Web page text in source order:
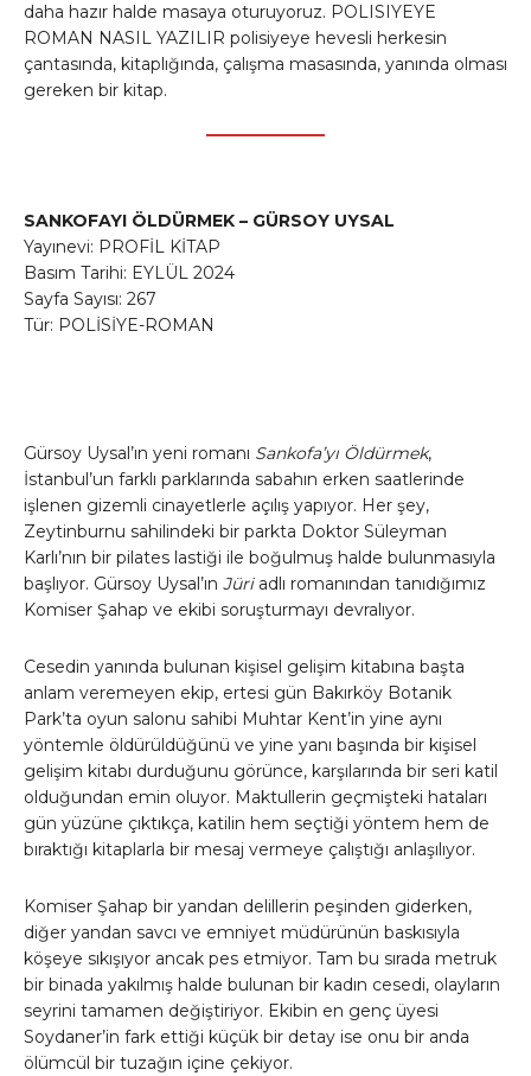
daha hazır halde masaya oturuyoruz. POLISIYEYE
ROMAN NASIL YAZILIR polisiyeye hevesli herkesin
çantasında, kitaplığında, çalışma masasında, yanında olması
gereken bir kitap.
SANKOFAYI ÖLDÜRMEK – GÜRSOY UYSAL
Yayınevi: PROFİL KİTAP
Basım Tarihi: EYLÜL 2024
Sayfa Sayısı: 267
Tür: POLİSİYE-ROMAN
Gürsoy Uysal’ın yeni romanı Sankofa’yı Öldürmek,
İstanbul’un farklı parklarında sabahın erken saatlerinde
işlenen gizemli cinayetlerle açılış yapıyor. Her şey,
Zeytinburnu sahilindeki bir parkta Doktor Süleyman
Karlı’nın bir pilates lastiği ile boğulmuş halde bulunmasıyla
başlıyor. Gürsoy Uysal’ın Jüriadlı romanından tanıdığımız
Komiser Şahap ve ekibi soruşturmayı devralıyor.
Cesedin yanında bulunan kişisel gelişim kitabına başta
anlam veremeyen ekip, ertesi gün Bakırköy Botanik
Park’ta oyun salonu sahibi Muhtar Kent’in yine aynı
yöntemle öldürüldüğünü ve yine yanı başında bir kişisel
gelişim kitabı durduğunu görünce, karşılarında bir seri katil
olduğundan emin oluyor. Maktullerin geçmişteki hataları
gün yüzüne çıktıkça, katilin hem seçtiği yöntem hem de
bıraktığı kitaplarla bir mesaj vermeye çalıştığı anlaşılıyor.
Komiser Şahap bir yandan delillerin peşinden giderken,
diğer yandan savcı ve emniyet müdürünün baskısıyla
köşeye sıkışıyor ancak pes etmiyor. Tam bu sırada metruk
bir binada yakılmış halde bulunan bir kadın cesedi, olayların
seyrini tamamen değiştiriyor. Ekibin en genç üyesi
Soydaner’in fark ettiği küçük bir detay ise onu bir anda
ölümcül bir tuzağın içine çekiyor.